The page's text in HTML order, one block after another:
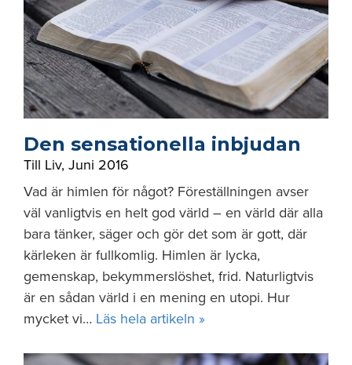
Den sensationella inbjudan
Till Liv, Juni 2016
Vad är himlen för något? Föreställningen avser
väl vanligtvis en helt god värld – en värld där alla
bara tänker, säger och gör det som är gott, där
kärleken är fullkomlig. Himlen är lycka,
gemenskap, bekymmerslöshet, frid. Naturligtvis
är en sådan värld i en mening en utopi. Hur
mycket vi… Läs hela artikeln »